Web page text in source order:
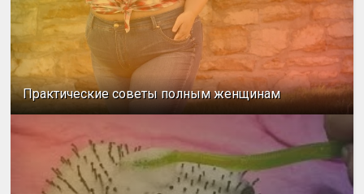
Практические советы полным женщинам